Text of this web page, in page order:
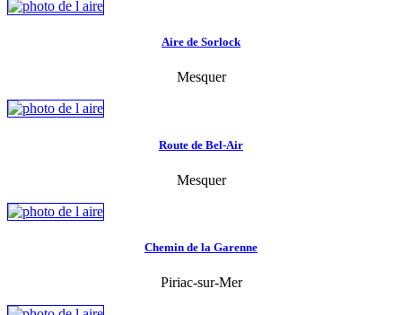
Aire de Sorlock
Mesquer
Route de Bel-Air
Mesquer
Chemin de la Garenne
Piriac-sur-Mer